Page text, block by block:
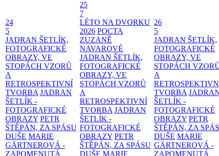
24
5
JADRAN ŠETLÍK,
FOTOGRAFICKÉ
OBRAZY, VE
STOPÁCH VZORŮ
A
RETROSPEKTIVNÍ
TVORBA JADRAN
ŠETLÍK -
FOTOGRAFICKÉ
OBRAZY PETR
ŠTĚPÁN, ZA SPÁSU
DUŠE MARIE
GÄRTNEROVÁ -
ZAPOMENUTÁ
25
7
LÉTO NA DVORKU
2026 POCTA
ZUZANĚ
NAVAROVÉ
JADRAN ŠETLÍK,
FOTOGRAFICKÉ
OBRAZY, VE
STOPÁCH VZORŮ
A
RETROSPEKTIVNÍ
TVORBA JADRAN
ŠETLÍK -
FOTOGRAFICKÉ
OBRAZY PETR
ŠTĚPÁN, ZA SPÁSU
DUŠE MARIE
26
5
JADRAN ŠETLÍK,
FOTOGRAFICKÉ
OBRAZY, VE
STOPÁCH
A
TVORBA
ŠETLÍK -
FOTOGRAFICKÉ
OBRAZY PETR
ŠTĚPÁN, ZA
DUŠE MARIE
GÄRTNEROVÁ -
ZAPOMENUTÁ